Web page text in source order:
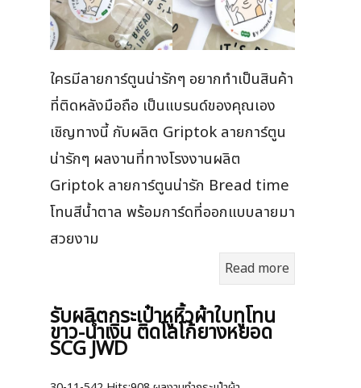
ใครมีลายการ์ตูนน่ารักๆ อยากทำเป็นสินค้า
ที่ติดหลังมือถือ เป็นแบรนด์ของคุณเอง
เชิญทางนี้ กับผลิต Griptok ลายการ์ตูน
น่ารักๆ ผลงานที่ทางโรงงานผลิต
Griptok ลายการ์ตูนน่ารัก Bread time
โทนสีน้ำตาล พร้อมการ์ดที่ออกแบบลายมา
สวยงาม
Read more
รับผลิตกระเป๋าหูหิ้วผ้าใบทูโทน
ขาว-น้ำเงิน ติดโลโก้ยางหยอด
SCG JWD